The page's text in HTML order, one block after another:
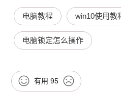
电脑教程 win10使用教
电脑锁定怎么操作
有用 95